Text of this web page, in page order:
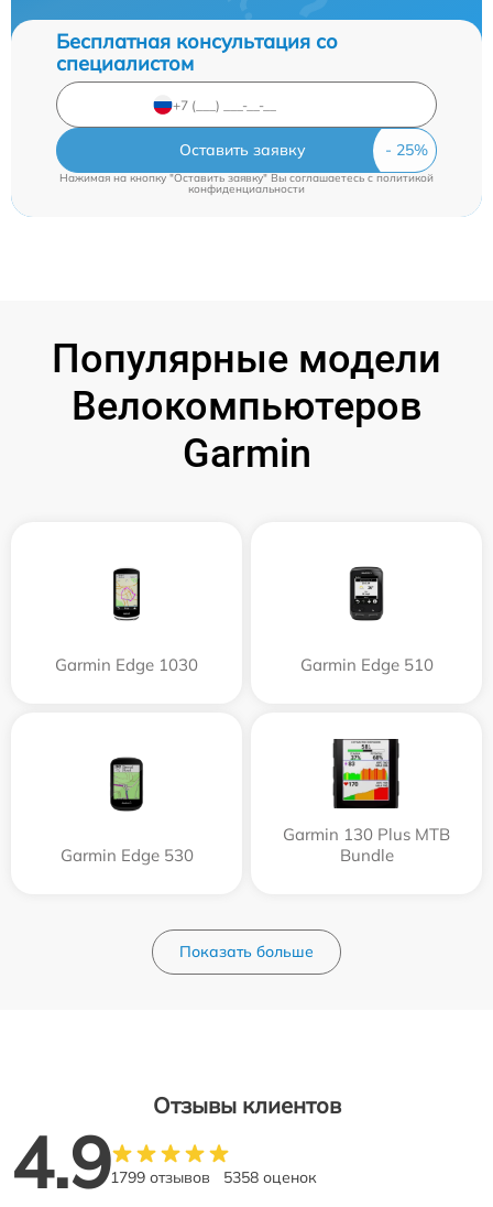
Бесплатная консультация со
специалистом
Оставить заявку
Нажимая на кнопку "Оставить заявку" Вы соглашаетесь cполитикой
конфиденциальности
Популярные модели
Велокомпьютеров
Garmin
Garmin Edge 1030 Garmin Edge 510
Garmin Edge 530
Garmin 130 Plus MTB
Bundle
Показать больше
Отзывы клиентов
4.91799 отзывов 5358 оценок